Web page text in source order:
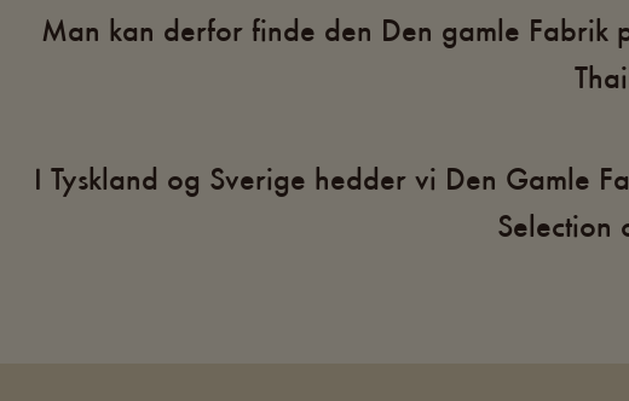
Man kan derfor finde den Den gamle Fabrik
I Tyskland og Sverige hedder vi Den Gamle
Selection